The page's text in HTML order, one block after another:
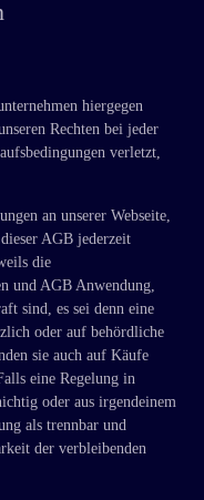
hiergegen
Rechten bei jeder
verletzt,
an unserer Webseite,
AGB jederzeit
die
und AGB Anwendung,
sind, es sei denn eine
oder auf behördliche
sie auch auf Käufe
eine Regelung in
oder aus irgendeinem
als trennbar und
der verbleibenden